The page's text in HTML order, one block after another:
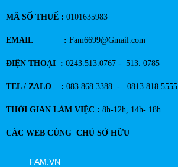
MÃ SỐ THUẾ : 0101635983
EMAIL : Fam6699@Gmail.com
ĐIỆN THOẠI : 0243.513.0767 - 513. 0785
TEL / ZALO : 083 868 3388 - 0813 818 5555
THỜI GIAN LÀM VIỆC : 8h-12h, 14h- 18h
CÁC WEB CÙNG CHỦ SỞ HỮU
FAM.VN